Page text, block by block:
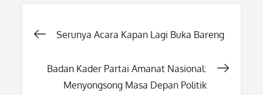
Post
navigation
Serunya Acara Kapan Lagi Buka Bareng
Badan Kader Partai Amanat Nasional:
Menyongsong Masa Depan Politik